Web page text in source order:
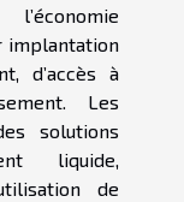
implantation
d’accès à
Les
solutions
liquide,
de